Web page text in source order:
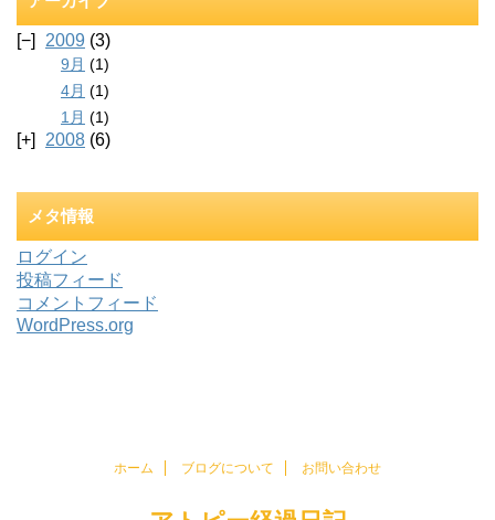
2009 (3)
9月 (1)
4月 (1)
1月 (1)
2008 (6)
メタ情報
ログイン
投稿フィード
コメントフィード
WordPress.org
ホーム ブログについて お問い合わせ